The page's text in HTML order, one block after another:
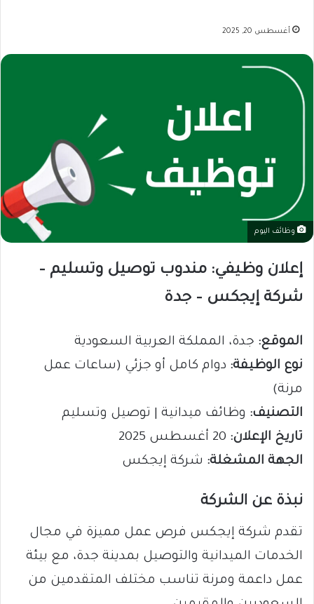
أغسطس 20, 2025
وظائف اليوم
إعلان وظيفي: مندوب توصيل وتسليم –
شركة إيجكس – جدة
الموقع: جدة، المملكة العربية السعودية
نوع الوظيفة: دوام كامل أو جزئي (ساعات عمل
مرنة)
التصنيف: وظائف ميدانية | توصيل وتسليم
تاريخ الإعلان:
الجهة المشغلة: شركة إيجكس
نبذة عن الشركة
تقدم شركة إيجكس فرص عمل مميزة في مجال
الخدمات الميدانية والتوصيل بمدينة جدة، مع بيئة
عمل داعمة ومرنة تناسب مختلف المتقدمين من